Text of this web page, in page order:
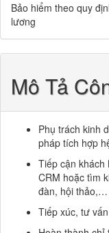
Bảo hiểm theo quy
lương
Mô Tả
Phụ trách kinh
pháp tích hợp
Tiếp cận khách
CRM hoặc tìm
đàn, hội thảo,…
Tiếp xúc, tư